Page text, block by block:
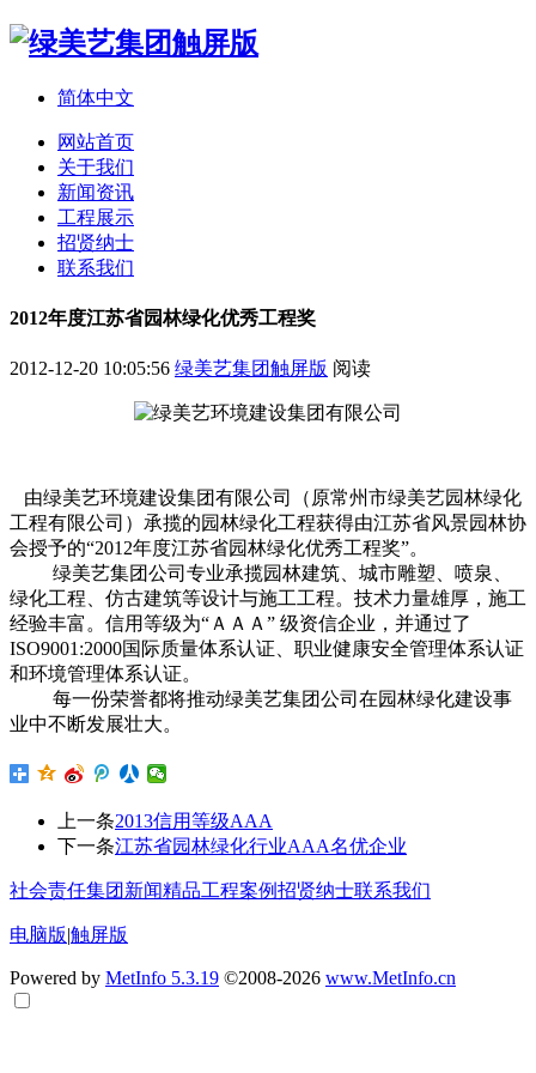
简体中文
网站首页
关于我们
新闻资讯
工程展示
招贤纳士
联系我们
2012年度江苏省园林绿化优秀工程奖
2012-12-20 10:05:56 绿美艺集团触屏版 阅读
由绿美艺环境建设集团有限公司（原常州市绿美艺园林绿化
工程有限公司）承揽的园林绿化工程获得由江苏省风景园林协
会授予的“2012年度江苏省园林绿化优秀工程奖”。
绿美艺集团公司专业承揽园林建筑、城市雕塑、喷泉、
绿化工程、仿古建筑等设计与施工工程。技术力量雄厚，施工
经验丰富。信用等级为“ＡＡＡ” 级资信企业，并通过了
ISO9001:2000国际质量体系认证、职业健康安全管理体系认证
和环境管理体系认证。
每一份荣誉都将推动绿美艺集团公司在园林绿化建设事
业中不断发展壮大。
上一条2013信用等级AAA
下一条江苏省园林绿化行业AAA名优企业
社会责任集团新闻精品工程案例招贤纳士联系我们
电脑版|触屏版
Powered by MetInfo 5.3.19 ©2008-2026 www.MetInfo.cn